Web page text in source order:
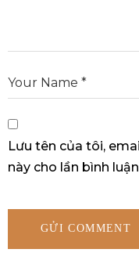
Lưu tên của tôi,
này cho lần bình